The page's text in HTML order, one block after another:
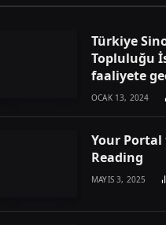
Türkiye
Topluluğu
faaliyete
OCAK 13, 2024
Your Portal
Reading
MAYIS 3, 2025